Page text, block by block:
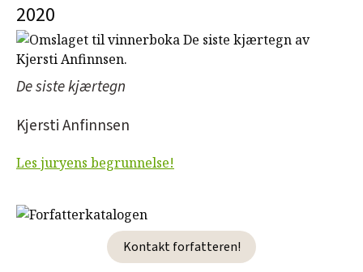
2020
De siste kjærtegn
Kjersti Anfinnsen
Les juryens begrunnelse!
Kontakt forfatteren!